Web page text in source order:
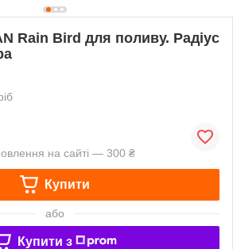
Rain Bird для поливу. Радіус
на сайті — 300 ₴
Купити
або
Купити з